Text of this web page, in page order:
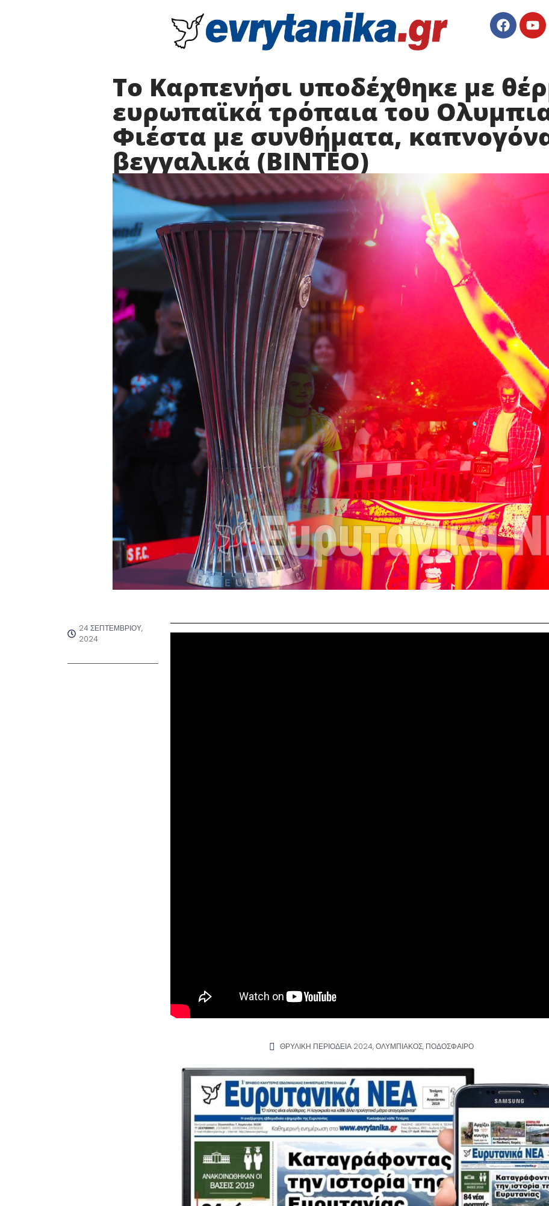
Το Καρπενήσι υποδέχθηκε με
ευρωπαϊκά τρόπαια του
Φιέστα με συνθήματα,
βεγγαλικά (ΒΙΝΤΕΟ)
24 ΣΕΠΤΕΜΒΡΊΟΥ,
2024
ΘΡΥΛΙΚΗ ΠΕΡΙΟΔΕΙΑ 2024,ΟΛΥΜΠΙΑΚΟΣ, ΠΟΔΟΣΦΑΙΡΟ